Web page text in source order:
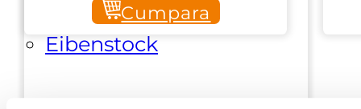
Eibenstock
Cumpara